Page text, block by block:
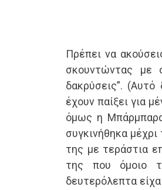
Πρέπει να
σκουντώντας
δακρύσεις”. (Αυτό
έχουν παίξει για
όμως η
συγκινήθηκα
της με τεράστια
της που όμοιο
δευτερόλεπτα